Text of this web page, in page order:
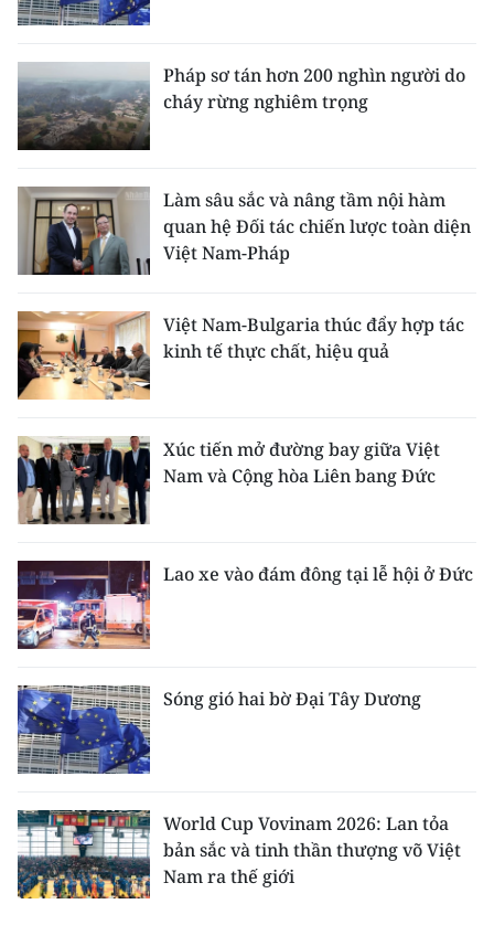
Pháp sơ tán hơn 200 nghìn người do
cháy rừng nghiêm trọng
Làm sâu sắc và nâng tầm nội hàm
quan hệ Đối tác chiến lược toàn diện
Việt Nam-Pháp
Việt Nam-Bulgaria thúc đẩy hợp tác
kinh tế thực chất, hiệu quả
Xúc tiến mở đường bay giữa Việt
Nam và Cộng hòa Liên bang Đức
Lao xe vào đám đông tại lễ hội ở Đức
Sóng gió hai bờ Đại Tây Dương
World Cup Vovinam 2026: Lan tỏa
bản sắc và tinh thần thượng võ Việt
Nam ra thế giới